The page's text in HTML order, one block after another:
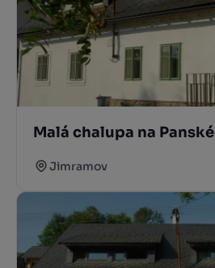
Malá chalupa na Panské
Jimramov